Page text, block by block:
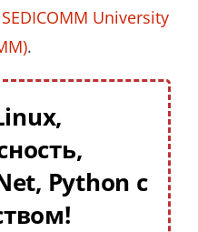
SEDICOMM University
.
Python с